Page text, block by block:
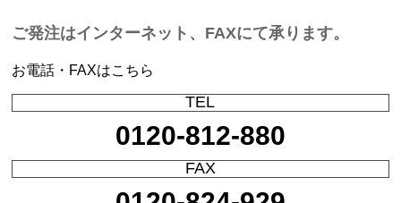
ご発注はインターネット、FAXにて承ります。
お電話・FAXはこちら
TEL
0120-812-880
FAX